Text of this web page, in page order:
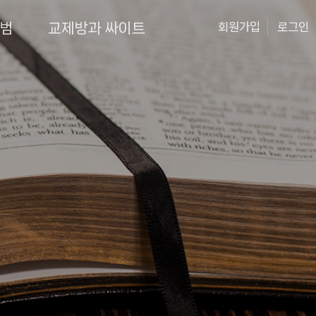
교제방과 싸이트 회원가입 로그인